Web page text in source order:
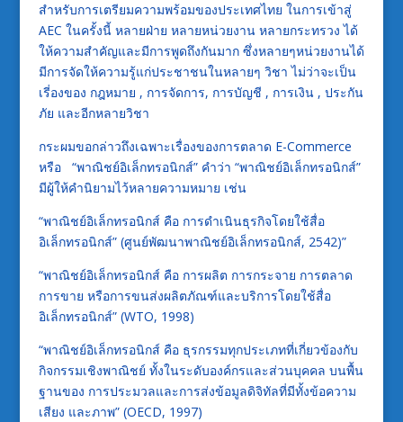
สำหรับการเตรียมความพร้อมของประเทศไทย ในการเข้าสู่
AEC ในครั้งนี้ หลายฝ่าย หลายหน่วยงาน หลายกระทรวง ได้
ให้ความสำคัญและมีการพูดถึงกันมาก ซึ่งหลายๆหน่วยงานได้
มีการจัดให้ความรู้แก่ประชาชนในหลายๆ วิชา ไม่ว่าจะเป็น
เรี่องของ กฎหมาย , การจัดการ, การบัญชี , การเงิน , ประกัน
ภัย และอีกหลายวิชา
กระผมขอกล่าวถึงเฉพาะเรื่องของการตลาด E-Commerce
หรือ “พาณิชย์อิเล็กทรอนิกส์” คำว่า “พาณิชย์อิเล็กทรอนิกส์”
มีผู้ให้คำนิยามไว้หลายความหมาย เช่น
“พาณิชย์อิเล็กทรอนิกส์ คือ การดำเนินธุรกิจโดยใช้สื่อ
อิเล็กทรอนิกส์” (ศูนย์พัฒนาพาณิชย์อิเล็กทรอนิกส์, 2542)”
“พาณิชย์อิเล็กทรอนิกส์ คือ การผลิต การกระจาย การตลาด
การขาย หรือการขนส่งผลิตภัณฑ์และบริการโดยใช้สื่อ
อิเล็กทรอนิกส์” (WTO, 1998)
“พาณิชย์อิเล็กทรอนิกส์ คือ ธุรกรรมทุกประเภทที่เกี่ยวข้องกับ
กิจกรรมเชิงพาณิชย์ ทั้งในระดับองค์กรและส่วนบุคคล บนพื้น
ฐานของ การประมวลและการส่งข้อมูลดิจิทัลที่มีทั้งข้อความ
เสียง และภาพ” (OECD, 1997)